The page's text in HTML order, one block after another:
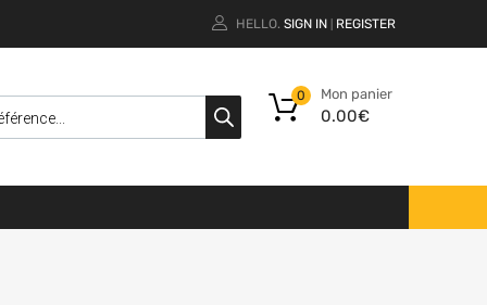
HELLO. SIGN IN REGISTER
Mon panier
0.00€
0